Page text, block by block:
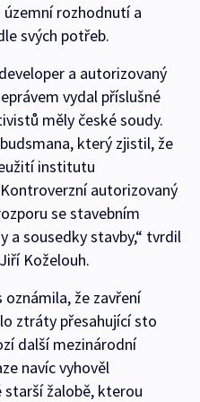
rozhodnutí a
svých potřeb.
a autorizovaný
vydal příslušné
měly české soudy.
který zjistil, že
institutu
autorizovaný
se stavebním
a sousedky stavby,“ tvrdil
Koželouh.
že zavření
ztráty přesahující sto
další mezinárodní
navíc vyhověl
starší žalobě, kterou